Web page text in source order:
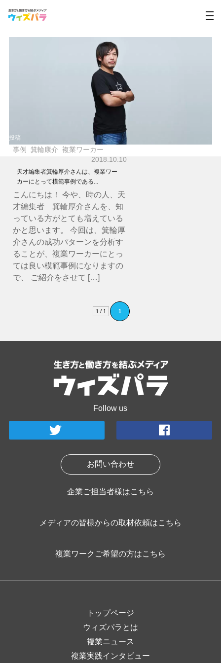
投稿
事例 箕輪康介 複業ワーカー
2018.10.10
天才編集者箕輪厚介さんは、複業ワー
カーにとって模範事例である...
こんにちは！ 今や、時の人、天
才編集者 箕輪厚介さんを、知
っている方がとても増えている
かと思います。 今回は、箕輪厚
介さんの成功パターンを分析す
ることが、複業ワーカーにとっ
ては良い模範事例になりますの
で、 ご紹介をさせて […]
1 / 1 1
Follow us
お問い合わせ
企業ご担当者様はこちら
メディアの皆様からの取材依頼はこちら
複業ワークご希望の方はこちら
トップページ
ウィズパラとは
複業ニュース
複業実践インタビュー